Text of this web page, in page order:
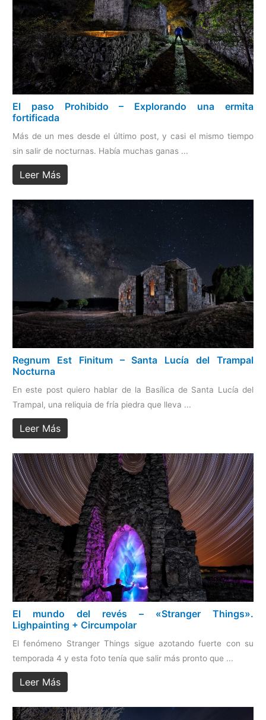
El paso Prohibido – Explorando una ermita
fortificada
Más de un mes desde el último post, y casi el mismo tiempo
sin salir de nocturnas. Había muchas ganas ...
Leer Más
Regnum Est Finitum – Santa Lucía del Trampal
Nocturna
En este post quiero hablar de la Basílica de Santa Lucía del
Trampal, una reliquia de fría piedra que lleva ...
Leer Más
El mundo del revés – «Stranger Things».
Lighpainting + Circumpolar
El fenómeno Stranger Things sigue azotando fuerte con su
temporada 4 y esta foto tenía que salir más pronto que ...
Leer Más